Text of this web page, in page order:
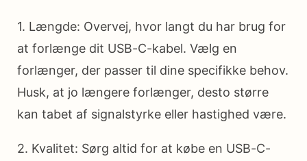
1. Længde: Overvej, hvor langt du har brug for
at forlænge dit USB-C-kabel. Vælg en
forlænger, der passer til dine specifikke behov.
Husk, at jo længere forlænger, desto større
kan tabet af signalstyrke eller hastighed være.
2. Kvalitet: Sørg altid for at købe en USB-C-